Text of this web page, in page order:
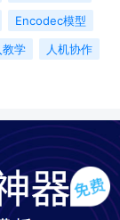
Encodec模型
教学
人机协作